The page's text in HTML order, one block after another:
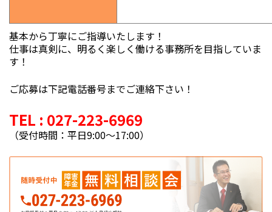
基本から丁寧にご指導いたします！
仕事は真剣に、明るく楽しく働ける事務所を目指していま
す！
ご応募は下記電話番号までご連絡下さい！
TEL : 027-223-6969
（受付時間：平日9:00〜17:00）